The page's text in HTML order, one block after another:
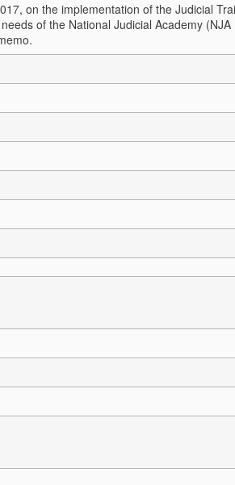
on the implementation of the Judicial
of the National Judicial Academy